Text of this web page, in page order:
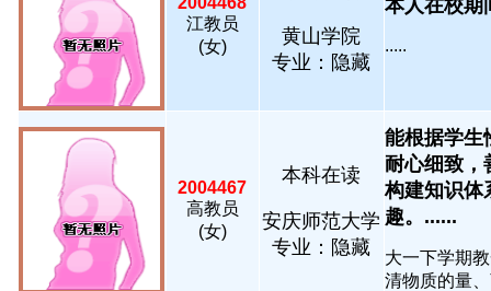
江教员
(女)
黄山学院
专业：隐藏
本人在校期
.....
2004467
高教员
(女)
本科在读
安庆师范大学
专业：隐藏
能根据学生
耐心细致，
构建知识体
趣。......
大一下学期
清物质的量